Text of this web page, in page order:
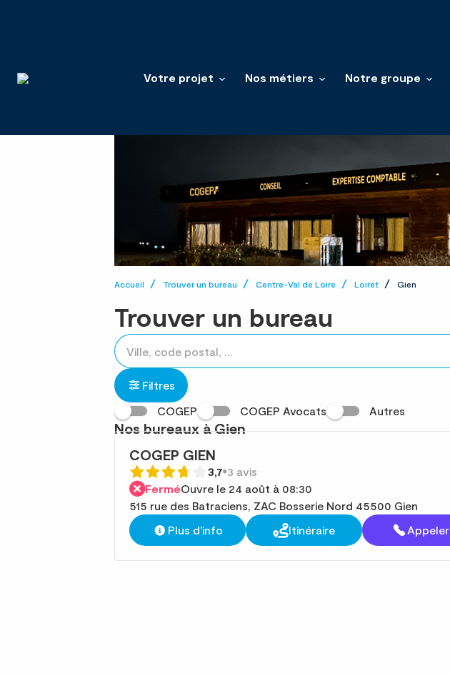
Votre projet Nos métiers Notre groupe
Accueil Trouver un bureau Centre-Val de Loire Loiret Gien
Trouver un bureau
Veuillez
renseigner
une
adresse
{{count}}
résultat(s)
trouvé(s)
Filtres
COGEP
COGEP Avocats Autres
Nos bureaux à Gien
COGEP GIEN
3,7 3 avis
FerméOuvre le 24 août à 08:30
515 rue des Batraciens, ZAC Bosserie Nord 45500 Gien
Plus d'info
Itinéraire Appeler